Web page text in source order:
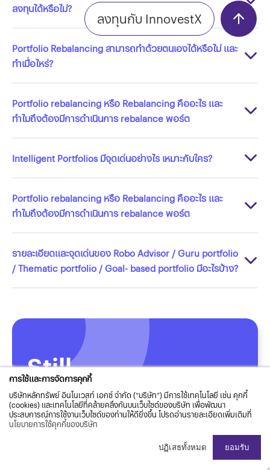
ลงทุนได้หรือไม่?
Portfolio Rebalancing สามารถทำด้วยตนเองได้หรือไม่ และ
ทำเมื่อไหร่?
Portfolio rebalancing หรือ Rebalancing คืออะไร และ
ทำไมถึงต้องมีการดำเนินการ rebalance พอร์ต
Intelligent Portfolios มีจุดเด่นอย่างไร เหมาะกับใคร?
Portfolio rebalancing หรือ Rebalancing คืออะไร และ
ทำไมถึงต้องมีการดำเนินการ rebalance พอร์ต
รายละเอียดและจุดเด่นของ Robo Advisor / Guru portfolio
/ Thematic portfolio / Goal- based portfolio มีอะไรบ้าง?
Still
need help?
หากคุณยังมีข้อสงสัย คุยกับเราเลย
ลงทุนกับ InnovestX
การใช้และการจัดการคุกกี้
บริษัทหลักทรัพย์ อินโนเวสท์ เอกซ์ จำกัด (“บริษัท”) มีการใช้เทคโนโลยี เช่น คุกกี้
(cookies) และเทคโนโลยีที่คล้ายคลึงกันบนเว็บไซต์ของบริษัท เพื่อพัฒนา
ประสบการณ์การใช้งานเว็บไซต์ของท่านให้ดียิ่งขึ้น โปรดอ่านรายละเอียดเพิ่มเติมที่
นโยบายการใช้คุกกี้ของบริษัท
ปฏิเสธทั้งหมด ยอมรับ